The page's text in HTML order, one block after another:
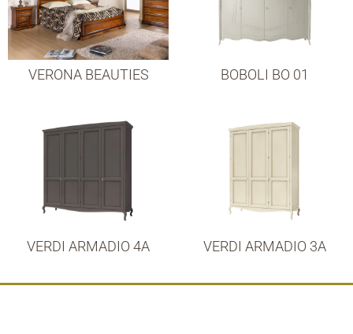
VERONA BEAUTIES BOBOLI BO 01
VERDI ARMADIO 4A VERDI ARMADIO 3A